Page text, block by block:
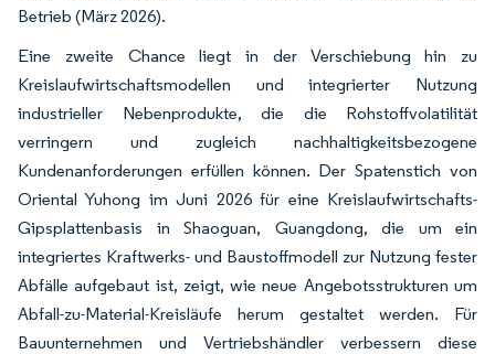
Betrieb (März 2026).
Eine zweite Chance liegt in der Verschiebung hin zu
Kreislaufwirtschaftsmodellen und integrierter Nutzung
industrieller Nebenprodukte, die die Rohstoffvolatilität
verringern und zugleich nachhaltigkeitsbezogene
Kundenanforderungen erfüllen können. Der Spatenstich von
Oriental Yuhong im Juni 2026 für eine Kreislaufwirtschafts-
Gipsplattenbasis in Shaoguan, Guangdong, die um ein
integriertes Kraftwerks- und Baustoffmodell zur Nutzung fester
Abfälle aufgebaut ist, zeigt, wie neue Angebotsstrukturen um
Abfall-zu-Material-Kreisläufe herum gestaltet werden. Für
Bauunternehmen und Vertriebshändler verbessern diese